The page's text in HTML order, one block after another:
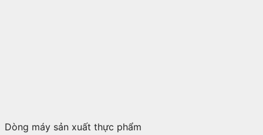
Dòng máy sản xuất thực phẩm